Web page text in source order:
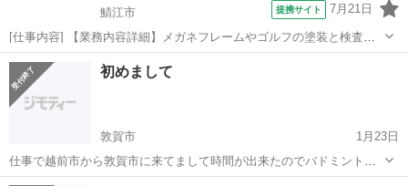
鯖江市
提携サイト 7月21日
[仕事内容] 【業務内容詳細】メガネフレームやゴルフの塗装と検査に
従事する。 塗装:製品を治具にセットして機械に投入。 機械が塗装す
る検査:塗装後の製品を目視で確認し傷がないかチェック【取扱製品詳
福井 鯖江市 工場
初めまして
敦賀市
1月23日
仕事で越前市から敦賀市に来てまして時間が出来たのでバドミントン
サークル的な団体を探してます。